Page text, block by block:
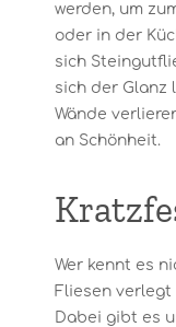
werden, um
oder in der
sich
sich der Glanz
Wände
an Schönheit.
Wer kennt es
Fliesen
Dabei gibt es